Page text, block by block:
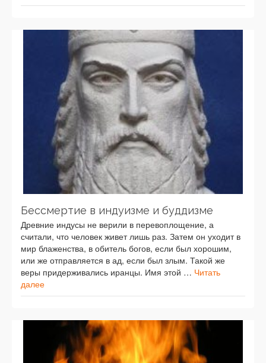
Бессмертие в индуизме и буддизме
Древние индусы не верили в перевоплощение, а
считали, что человек живет лишь раз. Затем он уходит в
мир блаженства, в обитель богов, если был хорошим,
или же отправляется в ад, если был злым. Такой же
веры придерживались иранцы. Имя этой … Читать
далее